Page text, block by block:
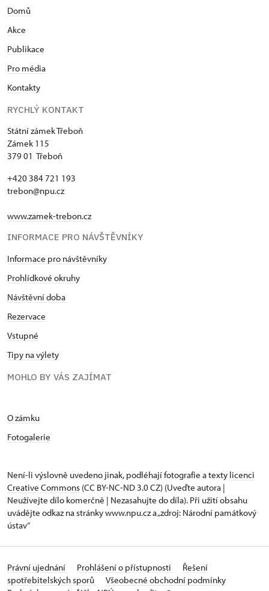
Domů
Akce
Publikace
Pro média
Kontakty
RYCHLÝ KONTAKT
Státní zámek Třeboň
Zámek 115
379 01 Třeboň
+420 384 721 193
trebon@npu.cz
www.zamek-trebon.cz
INFORMACE PRO NÁVŠTĚVNÍKY
Informace pro návštěvníky
Prohlídkové okruhy
Návštěvní doba
Rezervace
Vstupné
Tipy na výlety
MOHLO BY VÁS ZAJÍMAT
O zámku
Fotogalerie
Není-li výslovně uvedeno jinak, podléhají fotografie a texty licenci
Creative Commons (CC BY-NC-ND 3.0 CZ) (Uveďte autora |
Neužívejte dílo komerčně | Nezasahujte do díla). Při užití obsahu
uvádějte odkaz na stránky www.npu.cz a „zdroj: Národní památkový
ústav“
Právní ujednání Prohlášení o přístupnosti
Řešení
spotřebitelských sporů
Všeobecné obchodní podmínky